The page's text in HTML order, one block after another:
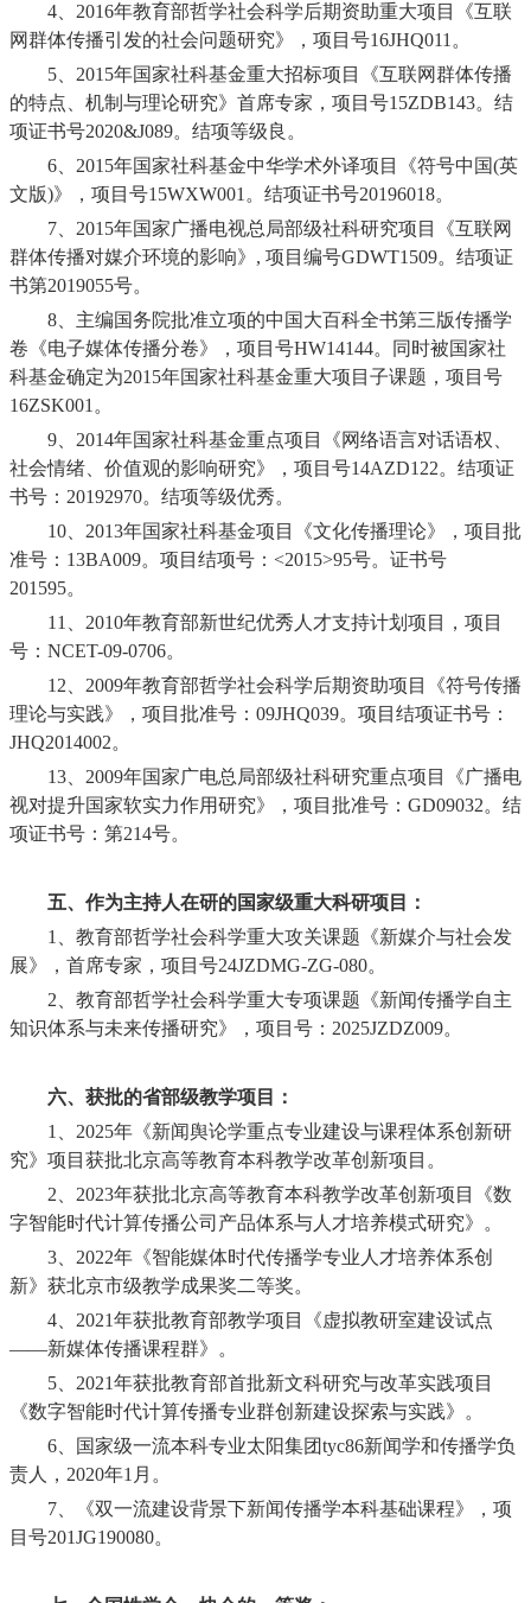
4、 2016年教育部哲学社会科学后期资助重大项目《互联
网群体传播引发的社会问题研究》，项目号16JHQ011 。
5、 2015年国家社科基金重大招标项目《互联网群体传播
的特点、机制与理论研究》首席专家，项目号15ZDB143。结
项证书号2020&J089。结项等级良。
6、 2015年国家社科基金中华学术外译项目《符号中国(英
文版)》，项目号15WXW001 。结项证书号20196018。
7、 2015年国家广播电视总局部级社科研究项目《互联网
群体传播对媒介环境的影响》 , 项目编号GDWT1509。结项证
书第2019055号。
8、主编国务院批准立项的中国大百科全书第三版传播学
卷《电子媒体传播分卷》，项目号HW14144。同时被国家社
科基金确定为2015年国家社科基金重大项目子课题，项目号
16ZSK001 。
9、 2014年国家社科基金重点项目《网络语言对话语权、
社会情绪、价值观的影响研究》，项目号14AZD122。结项证
书号： 20192970。结项等级优秀。
10、 2013年国家社科基金项目《文化传播理论》，项目批
准号： 13BA009。项目结项号： <2015>95号。证书号
201595。
11、 2010年教育部新世纪优秀人才支持计划项目，项目
号： NCET-09-0706。
12
2009年教育部哲学社会科学后期资助项目《符号传播
理论与实践》，项目批准号： 09JHQ039。项目结项证书号：
JHQ2014002。
13
2009年国家广电总局部级社科研究重点项目《广播电
视对提升国家软实力作用研究》，项目批准号： GD09032。结
项证书号：第214号。
五、作为主持人在研的国家级重大科研项目：
1
、教育部哲学社会科学重大攻关课题《新媒介与社会发
展》，首席专家，项目号24JZDMG-ZG-080。
2 、教育部哲学社会科学重大专项课题《新闻传播学自主
知识体系与未来传播研究》，项目号： 2025JZDZ009。
六、获批的省部级教学项目：
1
2025年《新闻舆论学重点专业建设与课程体系创新研
究》项目获批北京高等教育本科教学改革创新项目。
2
2023年获批北京高等教育本科教学改革创新项目《数
字智能时代计算传播公司产品体系与人才培养模式研究》。
3
2022年《智能媒体时代传播学专业人才培养体系创
新》获北京市级教学成果奖二等奖。
4
2021年获批教育部教学项目《虚拟教研室建设试点
——新媒体传播课程群》。
5
2021年获批教育部首批新文科研究与改革实践项目
《数字智能时代计算传播专业群创新建设探索与实践》。
6 、国家级一流本科专业太阳集团tyc86新闻学和传播学负
责人， 2020年1 月。
7 、《双一流建设背景下新闻传播学本科基础课程》，项
目号201JG190080。